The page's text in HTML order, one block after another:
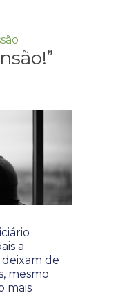
a
de
mesmo
mais